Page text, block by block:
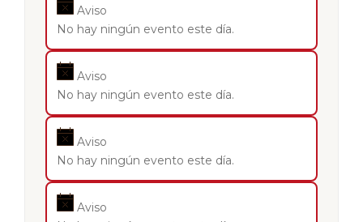
Aviso
No hay ningún evento este día.
Aviso
No hay ningún evento este día.
Aviso
No hay ningún evento este día.
Aviso